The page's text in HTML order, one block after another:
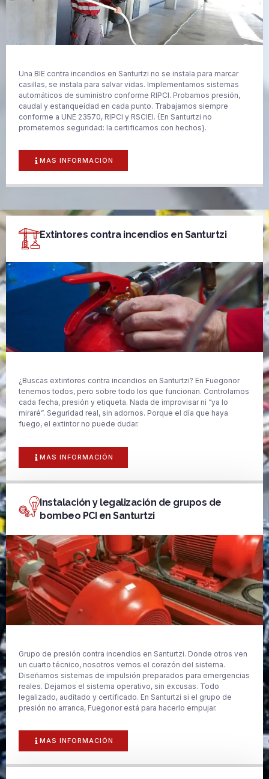
Una BIE contra incendios en Santurtzi no se instala para marcar
casillas, se instala para salvar vidas. Implementamos sistemas
automáticos de suministro conforme RIPCI. Probamos presión,
caudal y estanqueidad en cada punto. Trabajamos siempre
conforme a UNE 23570, RIPCI y RSCIEI. {En Santurtzi no
prometemos seguridad: la certificamos con hechos}.
MAS INFORMACIÓN
Extintores contra incendios en Santurtzi
¿Buscas extintores contra incendios en Santurtzi? En Fuegonor
tenemos todos, pero sobre todo los que funcionan. Controlamos
cada fecha, presión y etiqueta. Nada de improvisar ni “ya lo
miraré”. Seguridad real, sin adornos. Porque el día que haya
fuego, el extintor no puede dudar.
MAS INFORMACIÓN
Instalación y legalización de grupos de
bombeo PCI en Santurtzi
Grupo de presión contra incendios en Santurtzi. Donde otros ven
un cuarto técnico, nosotros vemos el corazón del sistema.
Diseñamos sistemas de impulsión preparados para emergencias
reales. Dejamos el sistema operativo, sin excusas. Todo
legalizado, auditado y certificado. En Santurtzi si el grupo de
presión no arranca, Fuegonor está para hacerlo empujar.
MAS INFORMACIÓN